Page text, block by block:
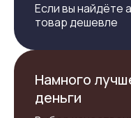
Если вы найдёте
товар дешевле
Намного
деньги